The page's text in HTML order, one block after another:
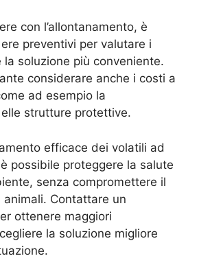
con l’allontanamento, è
preventivi per valutare i
la soluzione più conveniente.
considerare anche i costi a
ad esempio la
strutture protettive.
efficace dei volatili ad
possibile proteggere la salute
senza compromettere il
Contattare un
ottenere maggiori
la soluzione migliore